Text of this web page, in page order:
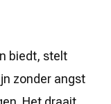
biedt, stelt
zonder angst